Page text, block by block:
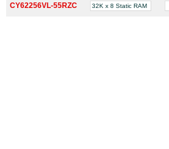
CY62256VL-55RZC 32K x 8 Static RAM